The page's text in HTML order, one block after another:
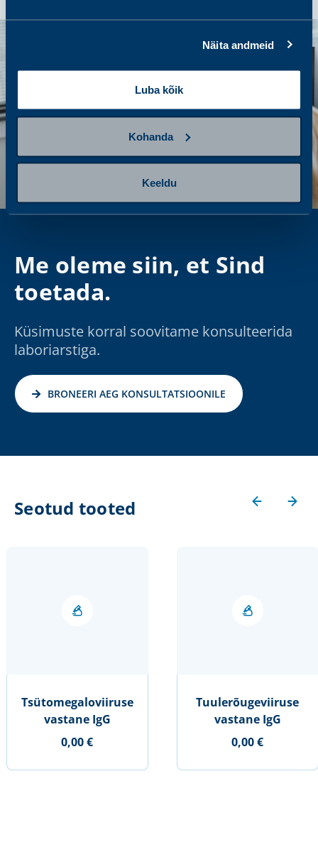
Näita andmeid
Luba kõik
Kohanda
Keeldu
Me oleme siin, et Sind
toetada.
Küsimuste korral soovitame konsulteerida
laboriarstiga.
BRONEERI AEG KONSULTATSIOONILE
Seotud tooted
Tsütomegaloviiruse
vastane IgG
0,00 €
Tuulerõugeviiruse
vastane IgG
0,00 €